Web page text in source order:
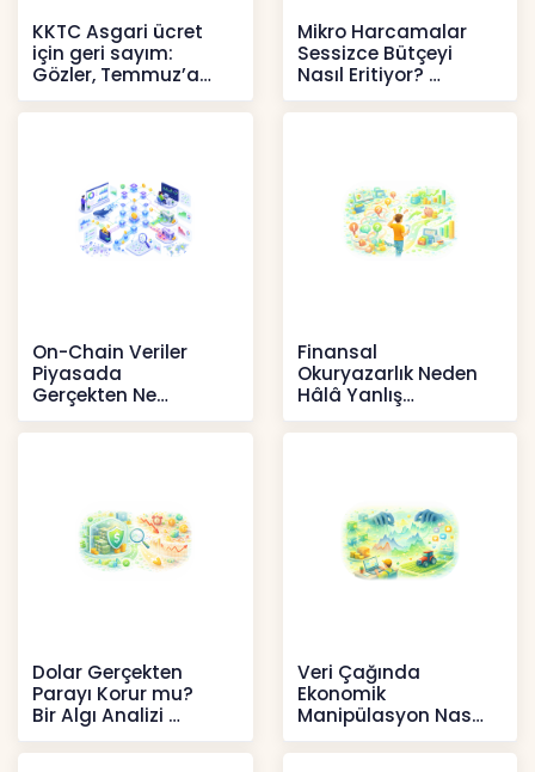
KKTC Asgari ücret
için geri sayım:
Gözler, Temmuz’a
yansıması beklenen
artışta
Mikro Harcamalar
Sessizce Bütçeyi
Nasıl Eritiyor?
İçerikler
On-Chain Veriler
Piyasada
Gerçekten Ne
Anlatır?
Kripto
Finansal
Okuryazarlık Neden
Hâlâ Yanlış
Anlaşılıyor?
İçerikler
Dolar Gerçekten
Parayı Korur mu?
Bir Algı Analizi
İçerikler
Veri Çağında
Ekonomik
Manipülasyon Nasıl
Şekil Değiştirdi?
İçerikler